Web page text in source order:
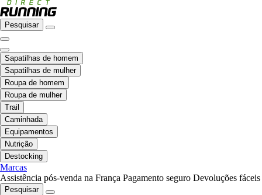
Pesquisar
Sapatilhas de homem
Sapatilhas de mulher
Roupa de homem
Roupa de mulher
Trail
Caminhada
Equipamentos
Nutrição
Destocking
Marcas
Assistência pós-venda na França Pagamento seguro Devoluções fáceis
Pesquisar